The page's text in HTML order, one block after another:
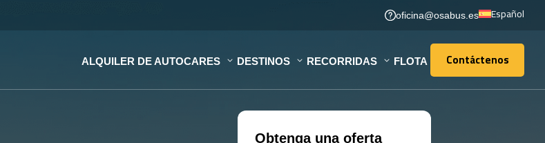
oficina@osabus.es Español
ALQUILER DE AUTOCARES DESTINOS RECORRIDAS FLOTA Contáctenos
Contáctenos
Obtenga una oferta